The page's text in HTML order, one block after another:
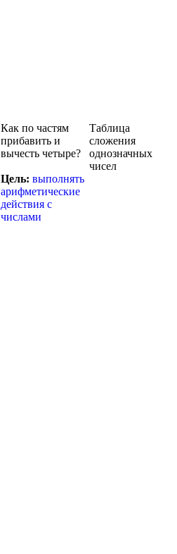
Как по частям
прибавить и
вычесть четыре?
Цель: выполнять
арифметические
действия с
числами
Таблица
сложения
однозначных
чисел